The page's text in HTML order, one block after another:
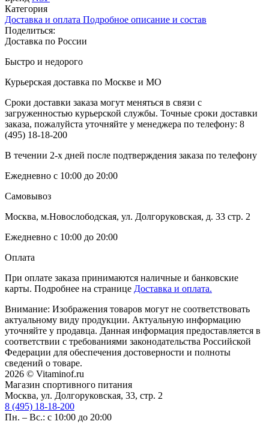
Категория
Доставка и оплата Подробное описание и состав
Поделиться:
Доставка по России
Быстро и недорого
Курьерская доставка по Москве и МО
Сроки доставки заказа могут меняться в связи с
загруженностью курьерской службы. Точные сроки доставки
заказа, пожалуйста уточняйте у менеджера по телефону: 8
(495) 18-18-200
В течении 2-х дней после подтверждения заказа по телефону
Ежедневно с 10:00 до 20:00
Самовывоз
Москва, м.Новослободская, ул. Долгоруковская, д. 33 стр. 2
Ежедневно с 10:00 до 20:00
Оплата
При оплате заказа принимаются наличные и банковские
карты. Подробнее на странице Доставка и оплата.
Внимание: Изображения товаров могут не соответствовать
актуальному виду продукции. Актуальную информацию
уточняйте у продавца. Данная информация предоставляется в
соответствии с требованиями законодательства Российской
Федерации для обеспечения достоверности и полноты
сведений о товаре.
2026 © Vitaminof.ru
Магазин спортивного питания
Москва, ул. Долгоруковская, 33, стр. 2
8 (495) 18-18-200
Пн. – Вс.: с 10:00 до 20:00